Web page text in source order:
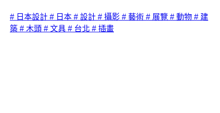
# 日本設計 # 日本 # 設計 # 攝影 # 藝術 # 展覽 # 動物 # 建
築 # 木頭 # 文具 # 台北 # 插畫